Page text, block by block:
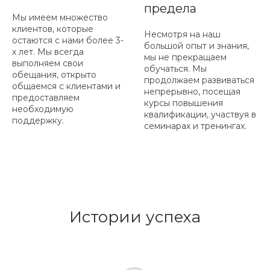
Мы имеем множество
клиентов, которые
остаются с нами более 3-
х лет. Мы всегда
выполняем свои
обещания, открыто
общаемся с клиентами и
предоставляем
необходимую
поддержку.
предела
Несмотря на наш
большой опыт и знания,
мы не прекращаем
обучаться. Мы
продолжаем развиваться
непрерывно, посещая
курсы повышения
квалификации, участвуя в
семинарах и тренингах.
Истории успеха